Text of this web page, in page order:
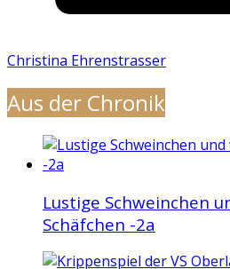
Christina Ehrenstrasser
Aus der Chronik
Lustige Schweinchen
Schäfchen -2a